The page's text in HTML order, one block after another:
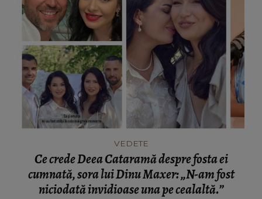
VEDETE
Ce crede Deea Cataramă despre fosta ei
cumnată, sora lui Dinu Maxer: „N-am fost
niciodată invidioase una pe cealaltă.”